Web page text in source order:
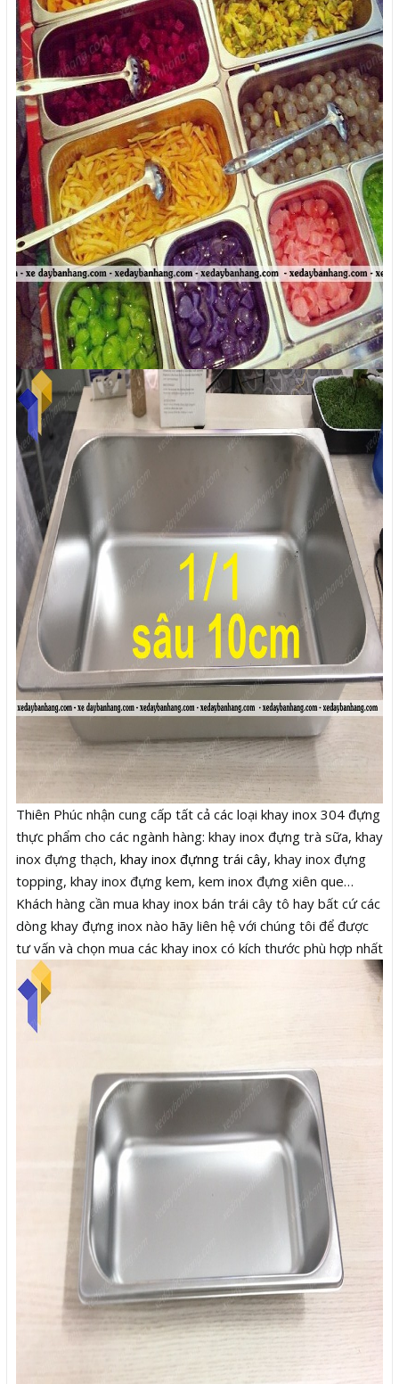
Thiên Phúc nhận cung cấp tất cả các loại khay inox 304 đựng
thực phẩm cho các ngành hàng: khay inox đựng trà sữa, khay
inox đựng thạch, khay inox đựnng trái cây, khay inox đựng
topping, khay inox đựng kem, kem inox đựng xiên que…
Khách hàng cần mua khay inox bán trái cây tô hay bất cứ các
dòng khay đựng inox nào hãy liên hệ với chúng tôi để được
tư vấn và chọn mua các khay inox có kích thước phù hợp nhất